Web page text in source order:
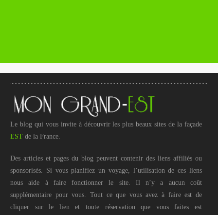
Le blog qui vous invite à découvrir les plus beaux sites de la façade
EST de la France.
Des articles et pages du blog peuvent contenir des liens affiliés ou
sponsorisés. Si vous planifiez un voyage, l’utilisation de ces liens
nous aide à faire fonctionner le site. Il n’y a aucun coût
supplémentaire pour vous. Tout ce que vous avez à faire est de
cliquer sur le lien et toute réservation que vous faites est